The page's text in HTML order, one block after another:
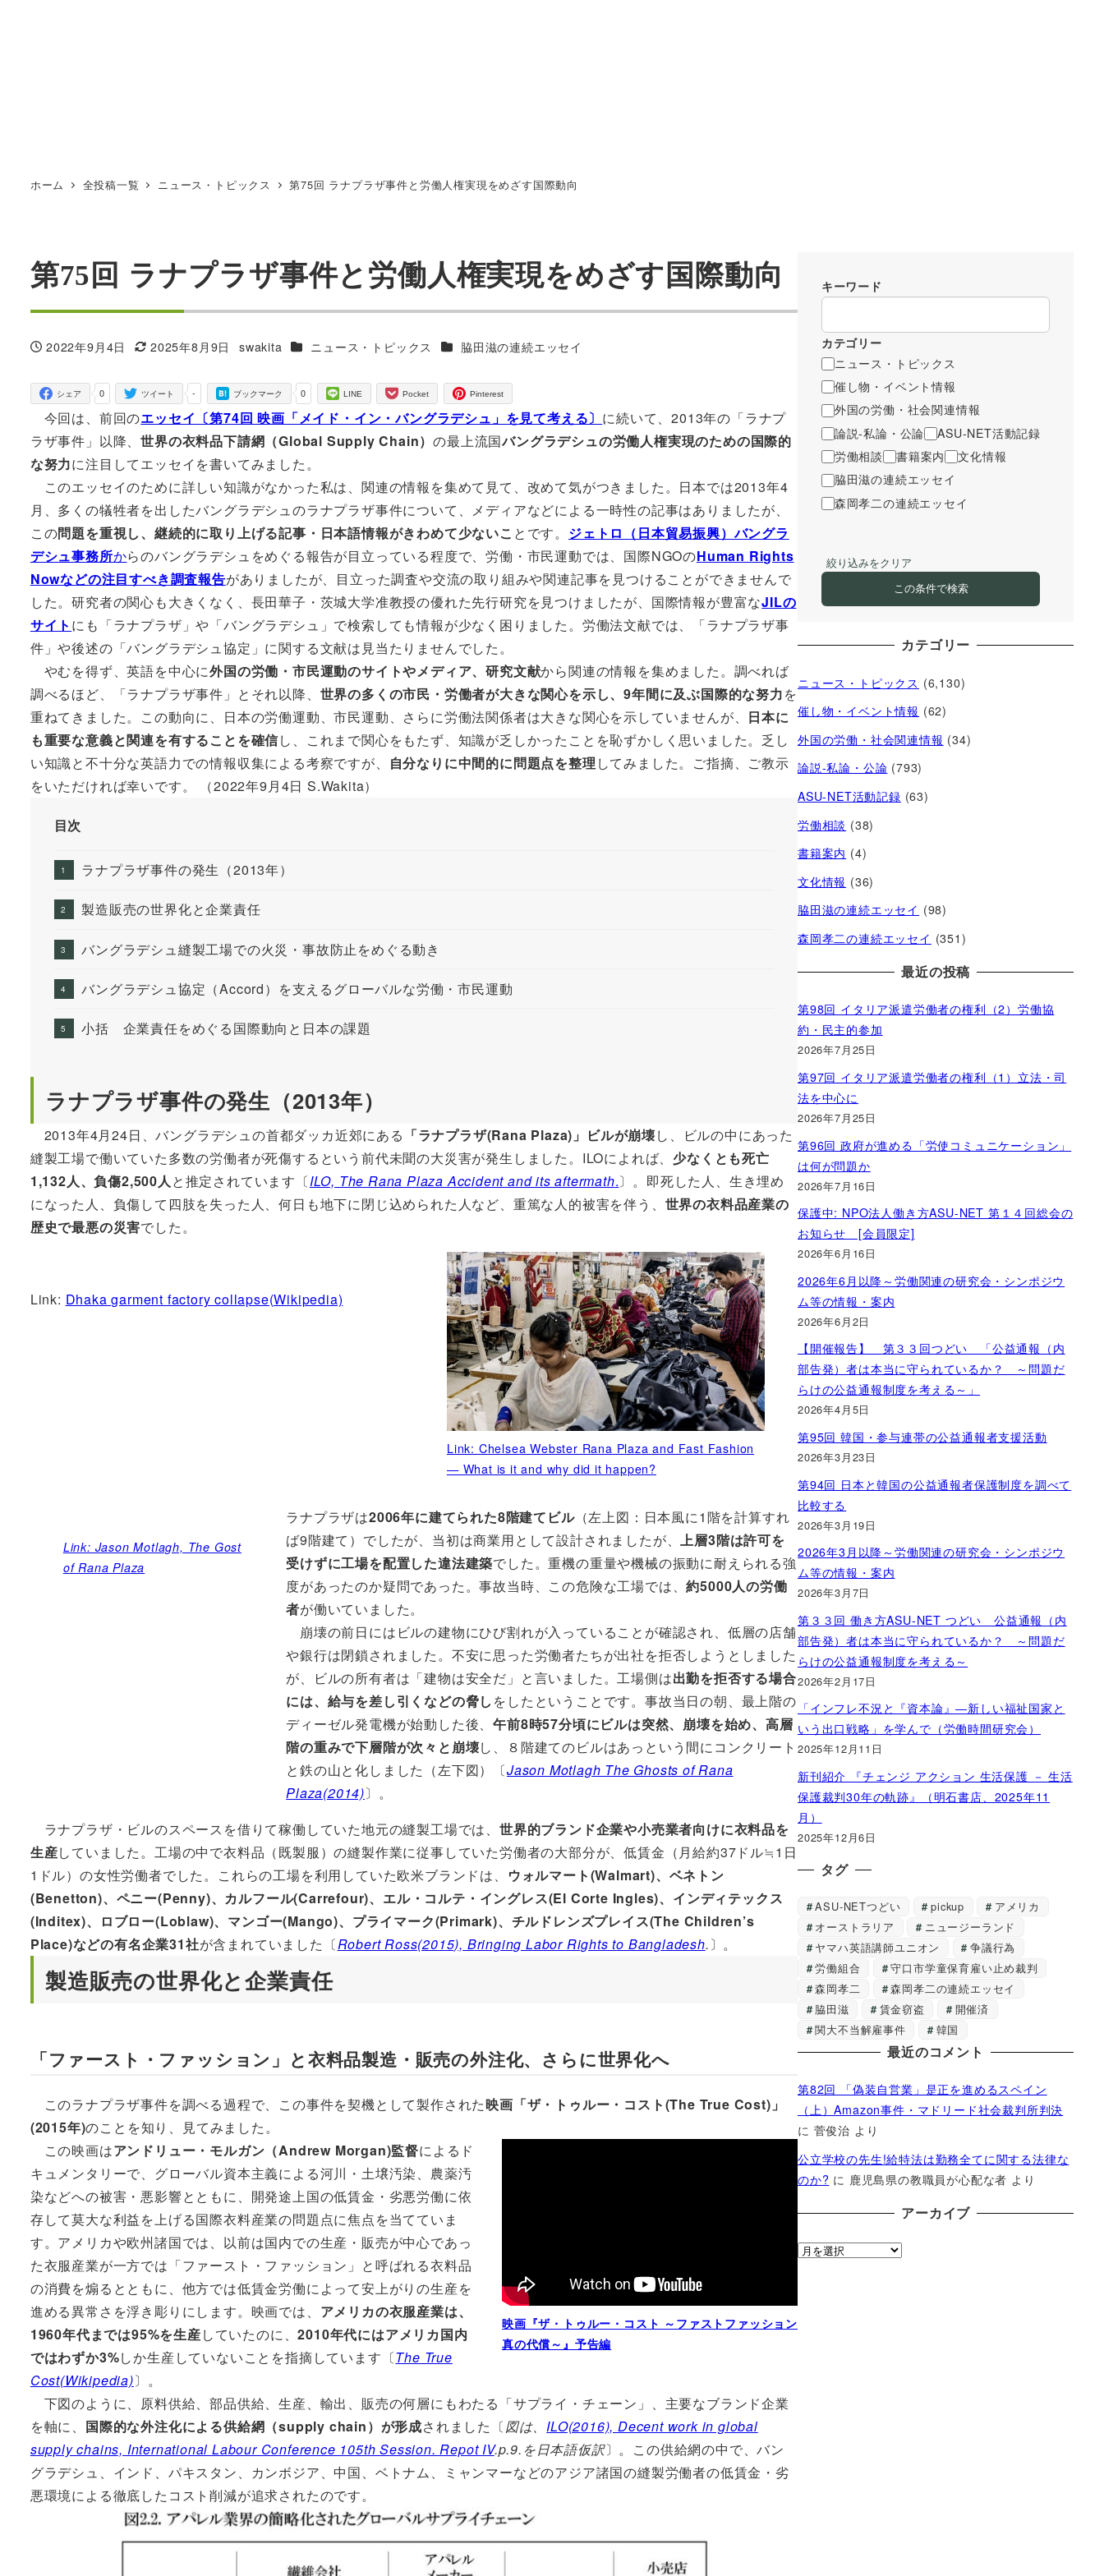
ホーム 全投稿一覧 ニュース・トピックス 第75回 ラナプラザ事件と労働人権実現をめざす国際動向
第75回 ラナプラザ事件と労働人権実現をめざす国際動向
投稿日
2022年9月4日
更新日
2025年8月9日
著
swakita カテゴリー
ニュース・トピックス カテゴリー
脇田滋の連続エッセイ
0
シェア -
ツイート 0
ブックマーク LINE Pocket Pinterest
今回は、前回のエッセイ〔第74回 映画「メイド・イン・バングラデシュ」を見て考える〕 に続いて、2013年の「ラナプ
ラザ事件」以降、世界の衣料品下請網（Global Supply Chain）の最上流国バングラデシュの労働人権実現のための国際的
な努力に注目してエッセイを書いてみました。
このエッセイのために詳しい知識がなかった私は、関連の情報を集めて見て、改めて気がつきました。日本では2013年4
月、多くの犠牲者を出したバングラデシュのラナプラザ事件について、メディアなどによる一時性の記事はありましたが、
この問題を重視し、継続的に取り上げる記事・日本語情報がきわめて少ないこ とです。 ジェトロ（日本貿易振興）バングラ
デシュ事務所からのバングラデシュをめぐる報告が目立っている程度で、労働・市民運動では、国際NGOのHuman Rights
Nowなどの注目すべき調査報告がありましたが、目立った調査や交流の取り組みや関連記事を見つけることができませんで
した。研究者の関心も大きくなく、長田華子・茨城大学准教授の優れた先行研究を見つけましたが、国際情報が豊富なJILの
サイト にも「ラナプラザ」や「バングラデシュ」で検索しても情報が少なく困りました。労働法文献では、「ラナプラザ事
件」や後述の「バングラデシュ協定」に関する文献は見当たりませんでした。
やむを得ず、英語を中心に外国の労働・市民運動のサイトやメディア、研究文献から関連の情報を集めました。調べれば
調べるほど、「ラナプラザ事件」とそれ以降、 世界の多くの市民・労働者が大きな関心を示し、9年間に及ぶ国際的な努力を
重ねてきました。この動向に、日本の労働運動、市民運動、さらに労働法関係者は大きな関心を示していませんが、 日本に
も重要な意義と関連を有することを確信し、これまで関心をもたず、知識が乏しかったことを恥ずかしく思いました。乏し
い知識と不十分な英語力での情報収集による考察ですが、
自分なりに中間的に問題点を整理 してみました。ご指摘、ご教示
をいただければ幸いです。 （2022年9月4日 S.Wakita）
目次
ラナプラザ事件の発生（2013年）
製造販売の世界化と企業責任
バングラデシュ縫製工場での火災・事故防止をめぐる動き
バングラデシュ協定（Accord）を支えるグローバルな労働・市民運動
小括 企業責任をめぐる国際動向と日本の課題
ラナプラザ事件の発生（2013年）
2013年4月24日、バングラデシュの首都ダッカ近郊にある 「ラナプラザ(Rana Plaza)」ビルが崩壊し、ビルの中にあった
縫製工場で働いていた多数の労働者が死傷するという前代未聞の大災害が発生しました。ILOによれば、 少なくとも死亡
1,132人、負傷2,500人と推定されています〔ILO, The Rana Plaza Accident and its aftermath.〕。即死した人、生き埋め
になった人、負傷して四肢を失った人、何日も地下に閉じ込められた人など、重篤な人的被害を伴う、 世界の衣料品産業の
歴史で最悪の災害でした。
Link: Dhaka garment factory collapse(Wikipedia)
Link: Chelsea Webster Rana Plaza and Fast Fashion
— What is it and why did it happen?
Link: Jason Motlagh, The Gost
of Rana Plaza
ラナプラザは2006年に建てられた8階建てビル（左上図：日本風に1階を計算すれ
ば9階建て）でしたが、当初は商業用として設計されましたが、上層3階は許可を
受けずに工場を配置した違法建築でした。重機の重量や機械の振動に耐えられる強
度があったのか疑問であった。事故当時、この危険な工場では、約5000人の労働
者が働いていました。
崩壊の前日にはビルの建物にひび割れが入っていることが確認され、低層の店舗
や銀行は閉鎖されました。不安に思った労働者たちが出社を拒否しようとしました
が、ビルの所有者は「建物は安全だ」と言いました。工場側は出勤を拒否する場合
には、給与を差し引くなどの脅し をしたということです。事故当日の朝、最上階の
ディーゼル発電機が始動した後、午前8時57分頃にビルは突然、崩壊を始め、高層
階の重みで下層階が次々と崩壊し、８階建てのビルはあっという間にコンクリート
と鉄の山と化しました（左下図）〔Jason Motlagh The Ghosts of Rana
Plaza(2014)〕。
ラナプラザ・ビルのスペースを借りて稼働していた地元の縫製工場では、 世界的ブランド企業や小売業者向けに衣料品を
生産していました。工場の中で衣料品（既製服）の縫製作業に従事していた労働者の大部分が、低賃金（月給約37ドル≒1日
1ドル）の女性労働者でした。これらの工場を利用していた欧米ブランドは、 ウォルマート(Walmart)、ベネトン
(Benetton)、ペニー(Penny)、カルフール(Carrefour)、エル・コルテ・イングレス(El Corte Ingles)、インディテックス
(Inditex)、ロブロー(Loblaw)、マンゴー(Mango)、プライマーク(Primark)、チルドレンズプレイス(The Children’s
Place)などの有名企業31社が含まれていました〔Robert Ross(2015), Bringing Labor Rights to Bangladesh.〕。
製造販売の世界化と企業責任
「ファースト・ファッション」と衣料品製造・販売の外注化、さらに世界化へ
このラナプラザ事件を調べる過程で、この事件を契機として製作された映画「ザ・トゥルー・コスト(The True Cost)」
(2015年)のことを知り、見てみました。
映画『ザ・トゥルー・コスト ～ファストファッション
真の代償～』予告編
この映画はアンドリュー・モルガン（Andrew Morgan)監督によるド
キュメンタリーで、グローバル資本主義による河川・土壌汚染、農薬汚
染などへの被害・悪影響とともに、開発途上国の低賃金・劣悪労働に依
存して莫大な利益を上げる国際衣料産業の問題点に焦点を当てていま
す。アメリカや欧州諸国では、以前は国内での生産・販売が中心であっ
た衣服産業が一方では「ファースト・ファッション」と呼ばれる衣料品
の消費を煽るとともに、他方では低賃金労働によって安上がりの生産を
進める異常さを浮き彫りにします。映画では、 アメリカの衣服産業は、
1960年代までは95%を生産していたのに、2010年代にはアメリカ国内
ではわずか3%しか生産していないことを指摘しています〔The True
Cost(Wikipedia)〕。
下図のように、原料供給、部品供給、生産、輸出、販売の何層にもわたる「サプライ・チェーン」、主要なブランド企業
を軸に、 国際的な外注化による供給網（supply chain）が形成されました〔図は、ILO(2016), Decent work in global
supply chains, International Labour Conference 105th Session. Repot IV.p.9.を日本語仮訳〕。この供給網の中で、バン
グラデシュ、インド、パキスタン、カンボジア、中国、ベトナム、ミャンマーなどのアジア諸国の縫製労働者の低賃金・劣
悪環境による徹底したコスト削減が追求されたのです。
キーワード
カテゴリー
ニュース・トピックス
催し物・イベント情報
外国の労働・社会関連情報
論説-私論・公論
ASU-NET活動記録
労働相談
書籍案内
文化情報
脇田滋の連続エッセイ
森岡孝二の連続エッセイ
絞り込みをクリア
この条件で検索
カテゴリー
ニュース・トピックス (6,130)
催し物・イベント情報 (62)
外国の労働・社会関連情報 (34)
論説-私論・公論 (793)
ASU-NET活動記録 (63)
労働相談 (38)
書籍案内 (4)
文化情報 (36)
脇田滋の連続エッセイ (98)
森岡孝二の連続エッセイ (351)
最近の投稿
第98回 イタリア派遣労働者の権利（2）労働協
約・民主的参加
2026年7月25日
第97回 イタリア派遣労働者の権利（1）立法・司
法を中心に
2026年7月25日
第96回 政府が進める「労使コミュニケーション」
は何が問題か
2026年7月16日
保護中: NPO法人働き方ASU-NET 第１４回総会の
お知らせ [会員限定]
2026年6月16日
2026年6月以降～労働関連の研究会・シンポジウ
ム等の情報・案内
2026年6月2日
【開催報告】 第３３回つどい 「公益通報（内
部告発）者は本当に守られているか？ ～問題だ
らけの公益通報制度を考える～」
2026年4月5日
第95回 韓国・参与連帯の公益通報者支援活動
2026年3月23日
第94回 日本と韓国の公益通報者保護制度を調べて
比較する
2026年3月19日
2026年3月以降～労働関連の研究会・シンポジウ
ム等の情報・案内
2026年3月7日
第３３回 働き方ASU-NET つどい 公益通報（内
部告発）者は本当に守られているか？ ～問題だ
らけの公益通報制度を考える～
2026年2月17日
「インフレ不況と『資本論』―新しい福祉国家と
いう出口戦略」を学んで（労働時間研究会）
2025年12月11日
新刊紹介 『チェンジ アクション 生活保護 － 生活
保護裁判30年の軌跡』（明石書店、2025年11
月）
2025年12月6日
タグ
ASU-NETつどい pickup
アメリカ
オーストラリア
ニュージーランド
ヤマハ英語講師ユニオン
争議行為
労働組合
守口市学童保育雇い止め裁判
森岡孝二
森岡孝二の連続エッセイ
脇田滋
賃金窃盗
開催済
関大不当解雇事件
韓国
最近のコメント
第82回 「偽装自営業」是正を進めるスペイン
（上）Amazon事件・マドリード社会裁判所判決
に 菅俊治 より
公立学校の先生!給特法は勤務全てに関する法律な
のか? に 鹿児島県の教職員が心配な者 より
アーカイブ
ア
イ
ブ